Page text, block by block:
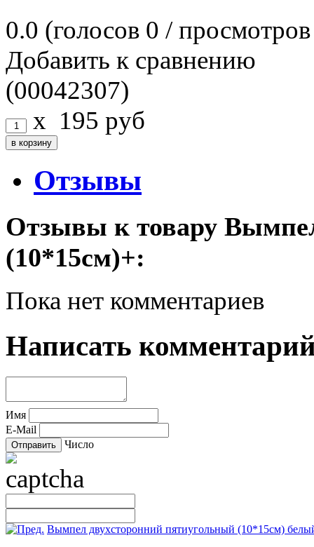
0.0 (голосов 0 /
Добавить к сравнению
(00042307)
x 195 руб
Отзывы
Отзывы к товару
(10*15см)+:
Пока нет комментариев
Написать
Имя
E-Mail
Число
Вымпел двухсторонний пятиугольный (10*15см)